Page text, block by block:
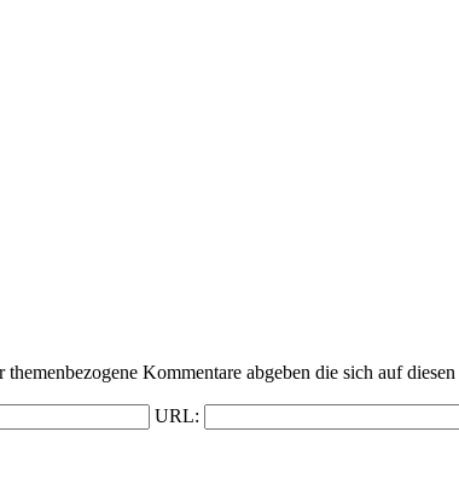
Kommentare abgeben die sich auf
URL: